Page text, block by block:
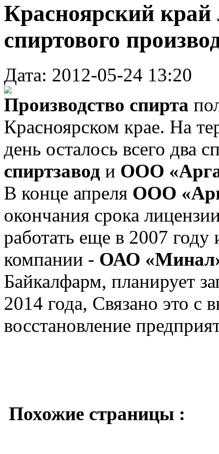
Красноярский край
спиртового
Дата: 2012-05-24 13:20
Производство спирта
Красноярском крае. На
день осталось всего два
спиртзавод и ООО
В конце апреля ООО
окончания срока
работать еще в 2007 году
компании - ОАО
Байкалфарм, планирует
2014 года, Связано это с
восстановление
Похожие страницы :